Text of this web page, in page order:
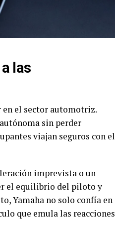
las
en el sector automotriz.
sin perder
viajan seguros con el
imprevista o un
el equilibrio del piloto y
Yamaha no solo confía en
que emula las reacciones